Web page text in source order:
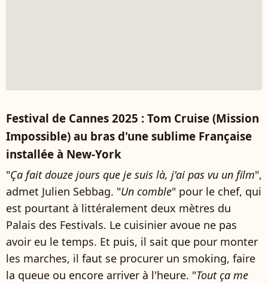
Festival de Cannes 2025 : Tom Cruise (Mission
Impossible) au bras d'une sublime Française
installée à New-York
"Ça fait douze jours que je suis là, j'ai pas vu un film",
admet Julien Sebbag. "Un comble" pour le chef, qui
est pourtant à littéralement deux mètres du
Palais des Festivals. Le cuisinier avoue ne pas
avoir eu le temps. Et puis, il sait que pour monter
les marches, il faut se procurer un smoking, faire
la queue ou encore arriver à l'heure. "Tout ça me